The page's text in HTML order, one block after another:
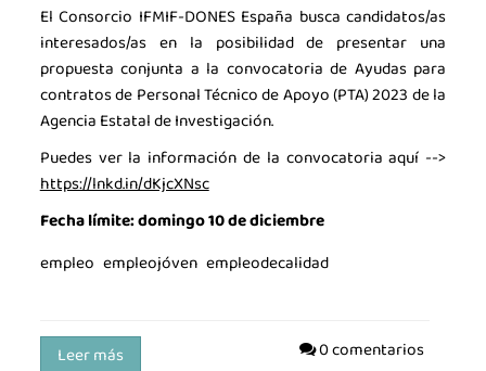
El Consorcio IFMIF-DONES España busca candidatos/as
interesados/as en la posibilidad de presentar una
propuesta conjunta a la convocatoria de Ayudas para
contratos de Personal Técnico de Apoyo (PTA) 2023 de la
Agencia Estatal de Investigación.
Puedes ver la información de la convocatoria aquí -->
https://lnkd.in/dKjcXNsc
Fecha límite: domingo 10 de diciembre
empleo empleojóven empleodecalidad
0 comentarios
Leer más